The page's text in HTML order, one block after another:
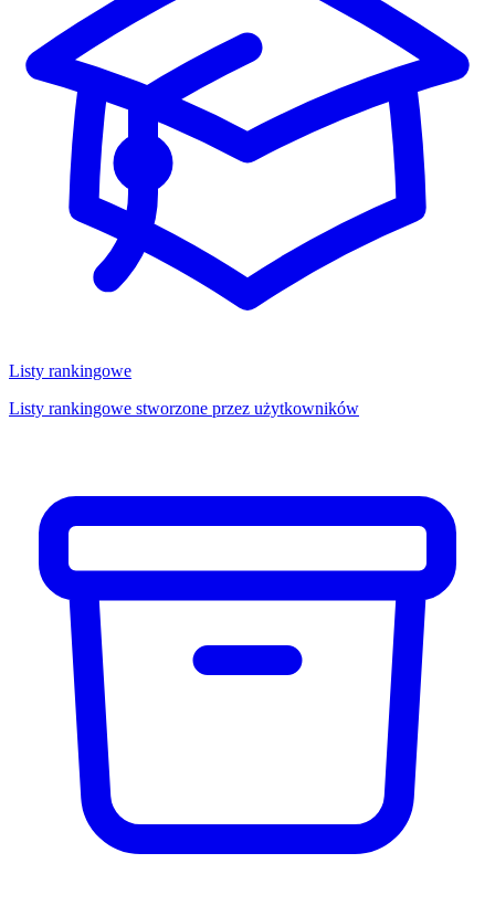
Listy rankingowe
Listy rankingowe stworzone przez użytkowników